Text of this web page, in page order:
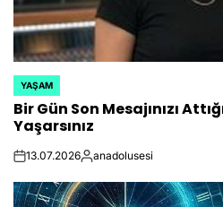
POSTED
IN
YAŞAM
Bir Gün Son Mesajınızı
Yaşarsınız
on13.07.2026Posted
anadolusesi